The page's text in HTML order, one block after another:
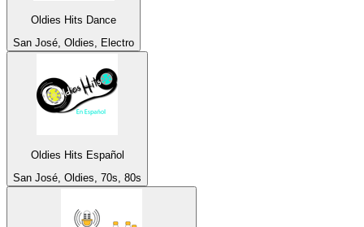
Oldies Hits Dance
San José, Oldies, Electro
Oldies Hits Español
San José, Oldies, 70s, 80s